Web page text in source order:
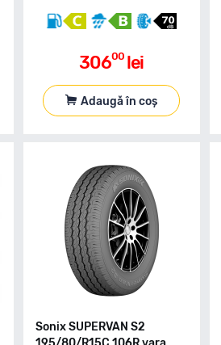
30600 lei
Adaugă în coș
Sonix SUPERVAN S2